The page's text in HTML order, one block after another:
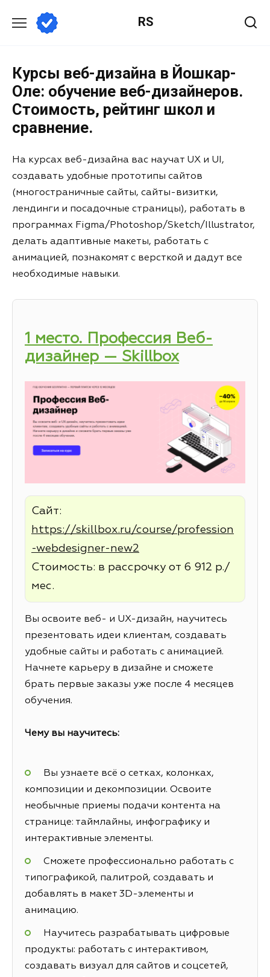
RS
Курсы веб-дизайна в Йошкар-
Оле: обучение веб-дизайнеров.
Стоимость, рейтинг школ и
сравнение.
На курсах веб-дизайна вас научат UX и UI,
создавать удобные прототипы сайтов
(многостраничные сайты, сайты-визитки,
лендинги и посадочные страницы), работать в
программах Figma/Photoshop/Sketch/Illustrator,
делать адаптивные макеты, работать с
анимацией, познакомят с версткой и дадут все
необходимые навыки.
1 место. Профессия Веб-
дизайнер — Skillbox
Сайт:
https://skillbox.ru/course/profession
-webdesigner-new2
Стоимость: в рассрочку от 6 912 р./
мес.
Вы освоите веб- и UX-дизайн, научитесь
презентовать идеи клиентам, создавать
удобные сайты и работать с анимацией.
Начнете карьеру в дизайне и сможете
брать первые заказы уже после 4 месяцев
обучения.
Чему вы научитесь:
Вы узнаете всё о сетках, колонках,
композиции и декомпозиции. Освоите
необычные приемы подачи контента на
странице: таймлайны, инфографику и
интерактивные элементы.
Сможете профессионально работать с
типографикой, палитрой, создавать и
добавлять в макет 3D-элементы и
анимацию.
Научитесь разрабатывать цифровые
продукты: работать с интерактивом,
создавать визуал для сайтов и соцсетей,